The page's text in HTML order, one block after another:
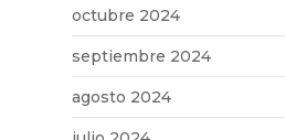
octubre 2024
septiembre 2024
agosto 2024